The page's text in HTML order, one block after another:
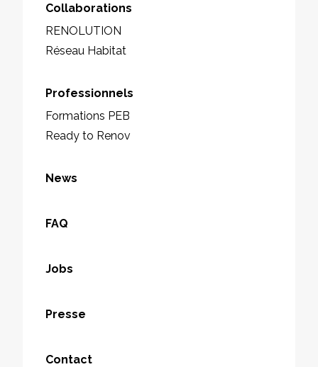
Collaborations
RENOLUTION
Réseau Habitat
Professionnels
Formations PEB
Ready to Renov
News
FAQ
Jobs
Presse
Contact